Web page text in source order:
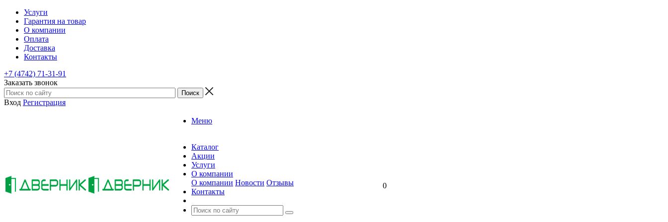
Услуги
Гарантия на товар
О компании
Оплата
Доставка
Контакты
+7 (4742) 71-31-91
Заказать звонок
Вход Регистрация
Меню
Каталог
Акции
Услуги
О компании
О компании Новости Отзывы
Контакты
0